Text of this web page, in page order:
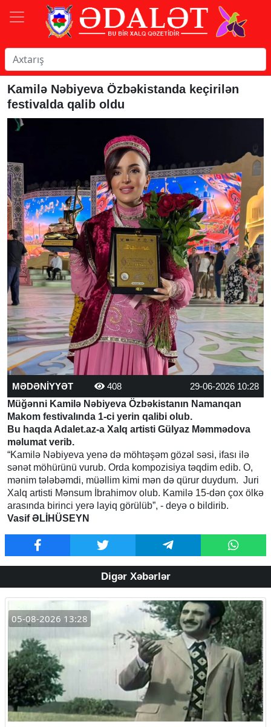
Kamilə Nəbiyeva Özbəkistanda keçirilən
festivalda qalib oldu
MƏDƏNİYYƏT 408
29-06-2026 10:28
Müğənni Kamilə Nəbiyeva Özbəkistanın Namanqan
Makom festivalında 1-ci yerin qalibi olub.
Bu haqda Adalet.az-a Xalq artisti Gülyaz Məmmədova
məlumat verib.
“Kamilə Nəbiyeva yenə də möhtəşəm gözəl səsi, ifası ilə
sənət möhürünü vurub. Orda kompozisiya təqdim edib. O,
mənim tələbəmdi, müəllim kimi mən də qürur duydum. Juri
Xalq artisti Mənsum İbrahimov olub. Kamilə 15-dən çox ölkə
arasında birinci yerə layiq görülüb”, - deyə o bildirib.
Vasif ƏLİHÜSEYN
Digər Xəbərlər
05-08-2026 13:28